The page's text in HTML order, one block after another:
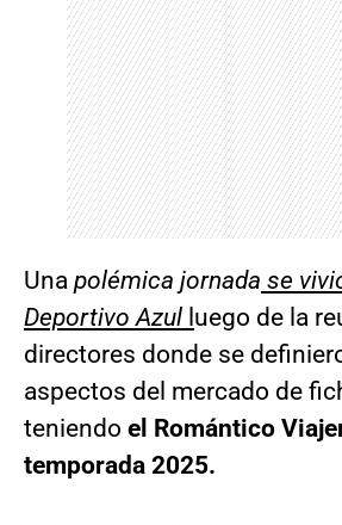
Una polémica jornada se
Deportivo Azul uego de la
directores donde se
aspectos del mercado de
teniendo el Romántico
temporada 2025.